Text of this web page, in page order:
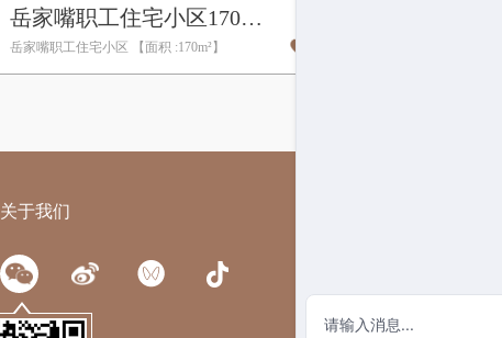
岳家嘴职工住宅小区170㎡ | 法式,中古风
岳家嘴职工住宅小区 【面积 :170m²】
关于我们